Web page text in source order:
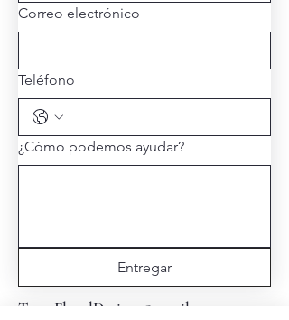
Correo electrónico
Teléfono
¿Cómo podemos ayudar?
Entregar
TexasFloralDesigns@gmail.com